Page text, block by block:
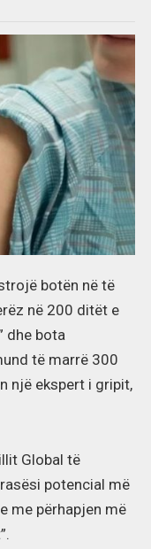
botën në të
në 200 ditët e
dhe bota
të marrë 300
një ekspert i gripit,
Global të
potencial më
me përhapjen më